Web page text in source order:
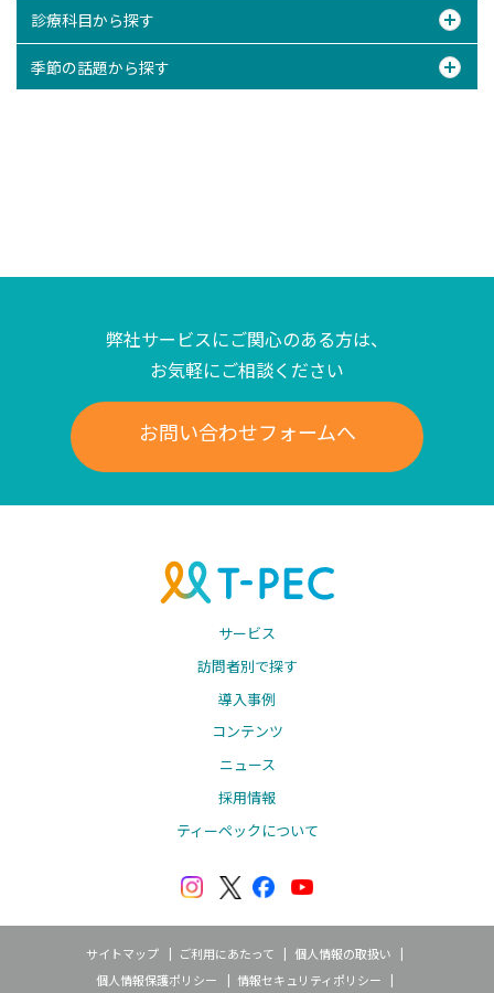
診療科目から探す
季節の話題から探す
弊社サービスにご関心のある方は、
お気軽にご相談ください
お問い合わせフォームへ
サービス
訪問者別で探す
導入事例
コンテンツ
ニュース
採用情報
ティーペックについて
サイトマップ ご利用にあたって
個人情報の取扱い
個人情報保護ポリシー
情報セキュリティポリシー